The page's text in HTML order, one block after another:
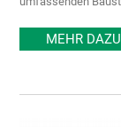
MEHR DAZU